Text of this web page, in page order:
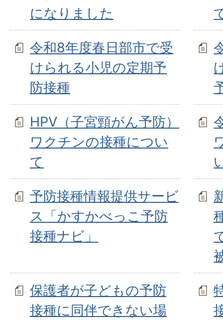
になりました
令和8年度春日部市で受
けられる小児の定期予
防接種
HPV（子宮頸がん予防）
ワクチンの接種につい
て
予防接種情報提供サービ
ス「かすかべっこ予防
接種ナビ」
保護者が子どもの予防
接種に同伴できない場